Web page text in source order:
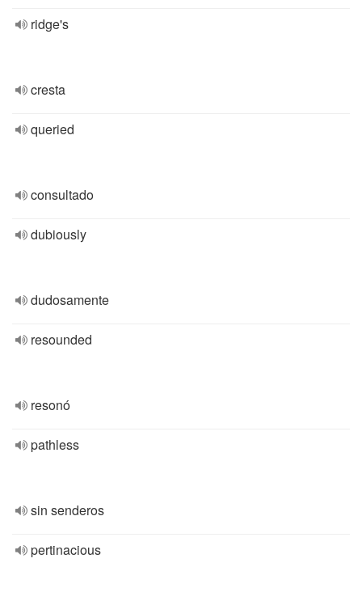
ridge's
cresta
queried
consultado
dubiously
dudosamente
resounded
resonó
pathless
sin senderos
pertinacious